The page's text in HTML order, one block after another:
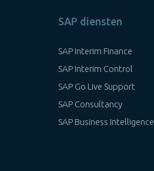
SAP diensten
SAP Interim Finance
SAP Interim Control
SAP Go Live Support
SAP Consultancy
SAP Business Intelligence